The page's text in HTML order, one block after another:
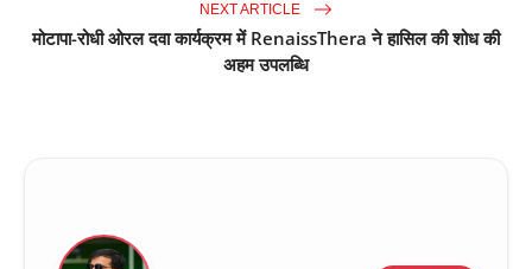
NEXT ARTICLE
मोटापा-रोधी ओरल दवा कार्यक्रम में RenaissThera ने हासिल की शोध की
अहम उपलब्धि